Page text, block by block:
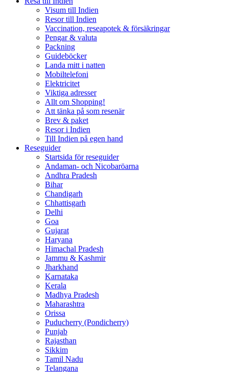
Visum till Indien
Resor till Indien
Vaccination, reseapotek & försäkringar
Pengar & valuta
Packning
Guideböcker
Landa mitt i natten
Mobiltelefoni
Elektricitet
Viktiga adresser
Allt om Shopping!
Att tänka på som resenär
Brev & paket
Resor i Indien
Till Indien på egen hand
Reseguider
Startsida för reseguider
Andaman- och Nicobaröarna
Andhra Pradesh
Bihar
Chandigarh
Chhattisgarh
Delhi
Goa
Gujarat
Haryana
Himachal Pradesh
Jammu & Kashmir
Jharkhand
Karnataka
Kerala
Madhya Pradesh
Maharashtra
Orissa
Puducherry (Pondicherry)
Punjab
Rajasthan
Sikkim
Tamil Nadu
Telangana